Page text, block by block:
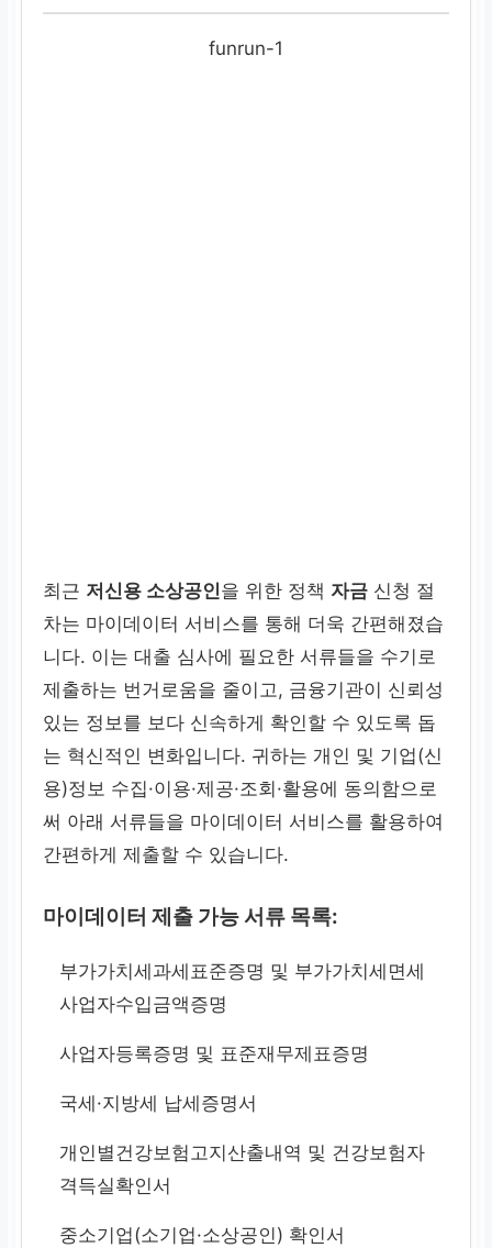
funrun-1
최근 저신용 소상공인을 위한 정책 자금 신청 절
차는 마이데이터 서비스를 통해 더욱 간편해졌습
니다. 이는 대출 심사에 필요한 서류들을 수기로
제출하는 번거로움을 줄이고, 금융기관이 신뢰성
있는 정보를 보다 신속하게 확인할 수 있도록 돕
는 혁신적인 변화입니다. 귀하는 개인 및 기업(신
용)정보 수집·이용·제공·조회·활용에 동의함으로
써 아래 서류들을 마이데이터 서비스를 활용하여
간편하게 제출할 수 있습니다.
마이데이터 제출 가능 서류 목록:
부가가치세과세표준증명 및 부가가치세면세
사업자수입금액증명
사업자등록증명 및 표준재무제표증명
국세·지방세 납세증명서
개인별건강보험고지산출내역 및 건강보험자
격득실확인서
중소기업(소기업·소상공인) 확인서